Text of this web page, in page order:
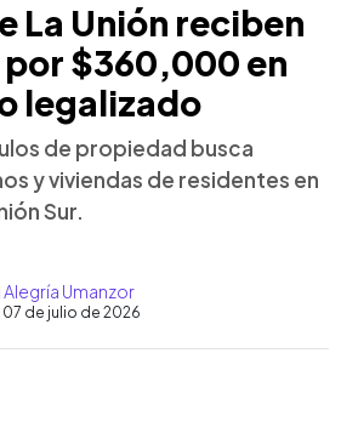
La Unión reciben
$360,000 en
legalizado
de propiedad busca
y viviendas de residentes en
Sur.
Alegría Umanzor
de julio de 2026